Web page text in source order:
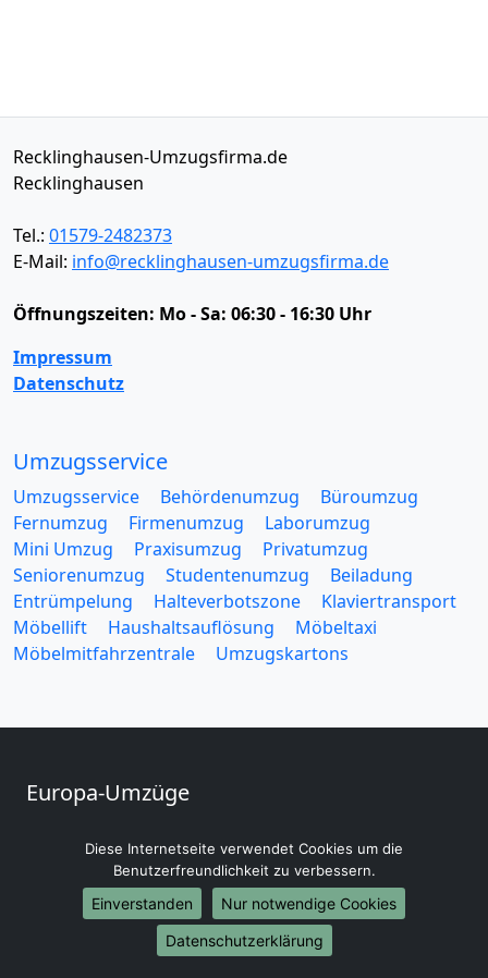
Recklinghausen-Umzugsfirma.de
Recklinghausen
Tel.: 01579-2482373
E-Mail: info@recklinghausen-umzugsfirma.de
Öffnungszeiten: Mo - Sa: 06:30 - 16:30 Uhr
Impressum
Datenschutz
Umzugsservice
Umzugsservice Behördenumzug
Büroumzug
Fernumzug
Firmenumzug
Laborumzug
Mini Umzug
Praxisumzug
Privatumzug
Seniorenumzug
Studentenumzug
Beiladung
Entrümpelung
Halteverbotszone
Klaviertransport
Möbellift
Haushaltsauflösung
Möbeltaxi
Möbelmitfahrzentrale
Umzugskartons
Europa-Umzüge
Umzug von Recklinghausen nach Belgien
Umzug von Recklinghausen nach Bulgarien
Umzug von Recklinghausen nach Dänemark
Umzug von Recklinghausen nach England
Umzug von Recklinghausen nach Portugal
Diese Internetseite verwendet Cookies um die
Benutzerfreundlichkeit zu verbessern.
Einverstanden
Nur notwendige Cookies
Datenschutzerklärung